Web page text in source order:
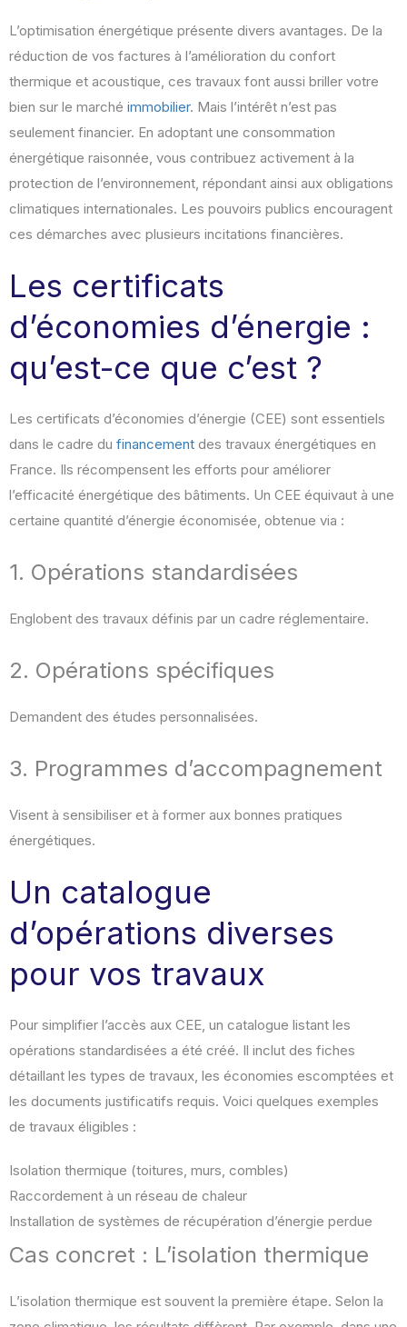
L’optimisation énergétique présente divers avantages. De la
réduction de vos factures à l’amélioration du confort
thermique et acoustique, ces travaux font aussi briller votre
bien sur le marché immobilier. Mais l’intérêt n’est pas
seulement financier. En adoptant une consommation
énergétique raisonnée, vous contribuez activement à la
protection de l’environnement, répondant ainsi aux obligations
climatiques internationales. Les pouvoirs publics encouragent
ces démarches avec plusieurs incitations financières.
Les certificats
d’économies d’énergie :
qu’est-ce que c’est ?
Les certificats d’économies d’énergie (CEE) sont essentiels
dans le cadre du financement des travaux énergétiques en
France. Ils récompensent les efforts pour améliorer
l’efficacité énergétique des bâtiments. Un CEE équivaut à une
certaine quantité d’énergie économisée, obtenue via :
1. Opérations standardisées
Englobent des travaux définis par un cadre réglementaire.
2. Opérations spécifiques
Demandent des études personnalisées.
3. Programmes d’accompagnement
Visent à sensibiliser et à former aux bonnes pratiques
énergétiques.
Un catalogue
d’opérations diverses
pour vos travaux
Pour simplifier l’accès aux CEE, un catalogue listant les
opérations standardisées a été créé. Il inclut des fiches
détaillant les types de travaux, les économies escomptées et
les documents justificatifs requis. Voici quelques exemples
de travaux éligibles :
Isolation thermique (toitures, murs, combles)
Raccordement à un réseau de chaleur
Installation de systèmes de récupération d’énergie perdue
Cas concret : L’isolation thermique
L’isolation thermique est souvent la première étape. Selon la